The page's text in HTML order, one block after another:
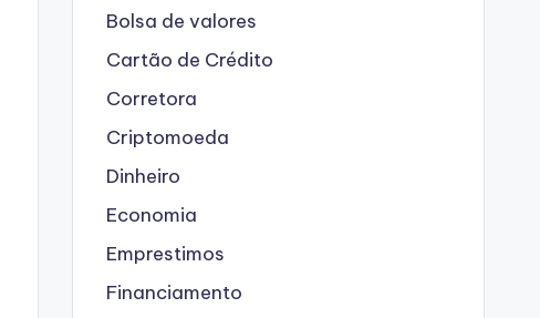
Bolsa de valores
Cartão de Crédito
Corretora
Criptomoeda
Dinheiro
Economia
Emprestimos
Financiamento